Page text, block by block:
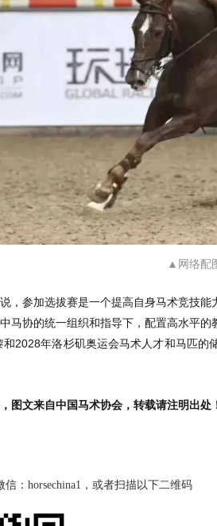
▲网络配
，参加选拔赛是一个提高自身马术竞技
马协的统一组织和指导下，配置高水平
2028年洛杉矶奥运会马术人才和马匹
图文来自中国马术协会，转载请注明出处
：horsechina1，或者扫描以下二维码